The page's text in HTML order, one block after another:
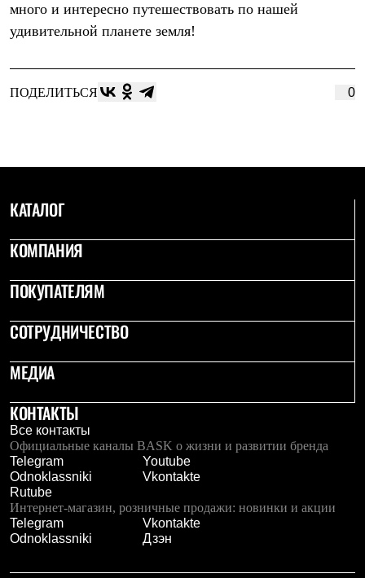
Брюки
Детская одежда
Брюки
Лёгкая одежда
Толстовки
Брюки
Куртки
Куртки
Брюки
Комбинезоны
Термобелье
Снаряжение
Палатки
Тенты
Аксессуары для палаток
Рюкзаки
Экспедиционные
Легкоходные
Альпинистские
Городские
Аксессуары для рюкзаков
Спальные мешки
Комбинированные
много и интересно путешествовать по нашей
удивительной планете земля!
ПОДЕЛИТЬСЯ 0
КАТАЛОГ
КОМПАНИЯ
ПОКУПАТЕЛЯМ
СОТРУДНИЧЕСТВО
МЕДИА
КОНТАКТЫ
Все контакты
Официальные каналы BASK о жизни и развитии бренда
Telegram
Youtube
Odnoklassniki
Vkontakte
Rutube
Интернет-магазин, розничные продажи: новинки и акции
Telegram
Vkontakte
Odnoklassniki
Дзэн